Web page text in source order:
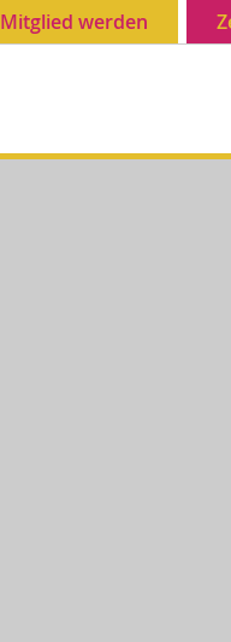
Mitglied werden